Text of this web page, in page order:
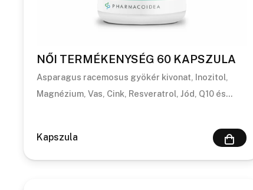
NŐI TERMÉKENYSÉG 60 KAPSZULA
Asparagus racemosus gyökér kivonat, Inozitol,
Magnézium, Vas, Cink, Resveratrol, Jód, Q10 és…
Kapszula